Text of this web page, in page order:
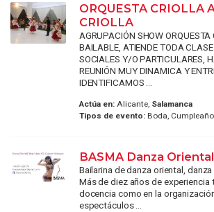
ORQUESTA CRIOLLA
CRIOLLA
AGRUPACIÓN SHOW ORQUESTA
BAILABLE, ATIENDE TODA
SOCIALES Y/O PARTICULARES,
REUNIÓN MUY DINAMICA Y
IDENTIFICAMOS ...
Actúa en:Alicante, Salamanca
Tipos de evento:Boda,
BASMA Danza Oriental
Bailarina de danza oriental,
Más de diez años de experiencia
docencia como en la
espectáculos ...